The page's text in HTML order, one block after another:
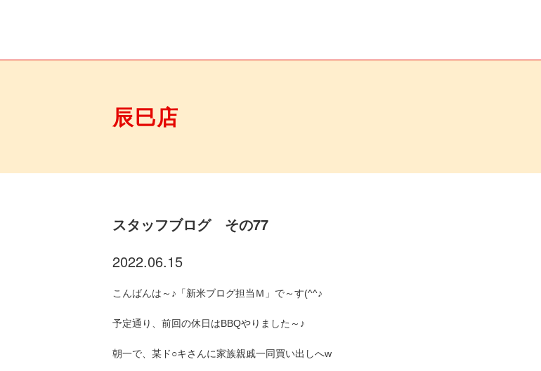
辰巳店
スタッフブログ その77
2022.06.15
こんばんは～♪「新米ブログ担当Ｍ」で～す(^^♪
予定通り、前回の休日はBBQやりました～♪
朝一で、某ド○キさんに家族親戚一同買い出しへw